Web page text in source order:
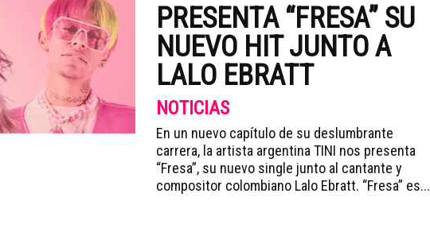
PRESENTA “FRESA” SU
NUEVO HIT JUNTO A
LALO EBRATT
NOTICIAS
En un nuevo capítulo de su deslumbrante
carrera, la artista argentina TINI nos presenta
“Fresa”, su nuevo single junto al cantante y
compositor colombiano Lalo Ebratt. “Fresa” es...